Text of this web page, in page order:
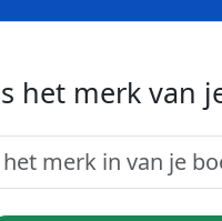
het merk van